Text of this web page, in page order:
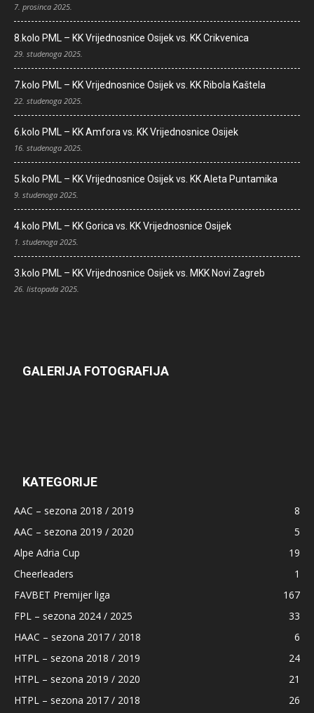
7. prosinca 2025.
8.kolo PML – KK Vrijednosnice Osijek vs. KK Crikvenica
29. studenoga 2025.
7.kolo PML – KK Vrijednosnice Osijek vs. KK Ribola Kaštela
22. studenoga 2025.
6.kolo PML – KK Amfora vs. KK Vrijednosnice Osijek
16. studenoga 2025.
5.kolo PML – KK Vrijednosnice Osijek vs. KK Aleta Puntamika
9. studenoga 2025.
4.kolo PML – KK Gorica vs. KK Vrijednosnice Osijek
1. studenoga 2025.
3.kolo PML – KK Vrijednosnice Osijek vs. MKK Novi Zagreb
26. listopada 2025.
GALERIJA FOTOGRAFIJA
KATEGORIJE
AAC – sezona 2018 / 2019
8
AAC – sezona 2019 / 2020
5
Alpe Adria Cup
19
Cheerleaders
1
FAVBET Premijer liga
167
FPL – sezona 2024 / 2025
33
HAAC – sezona 2017 / 2018
6
HTPL – sezona 2018 / 2019
24
HTPL – sezona 2019 / 2020
21
HTPL – sezona 2017 / 2018
26